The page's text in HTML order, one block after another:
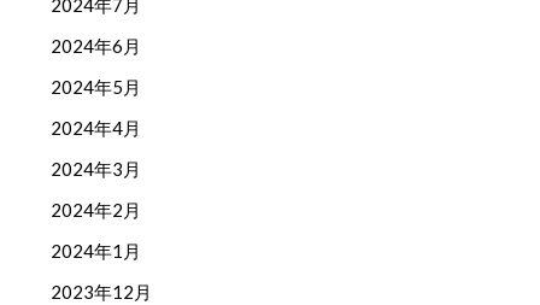
2024年7月
2024年6月
2024年5月
2024年4月
2024年3月
2024年2月
2024年1月
2023年12月